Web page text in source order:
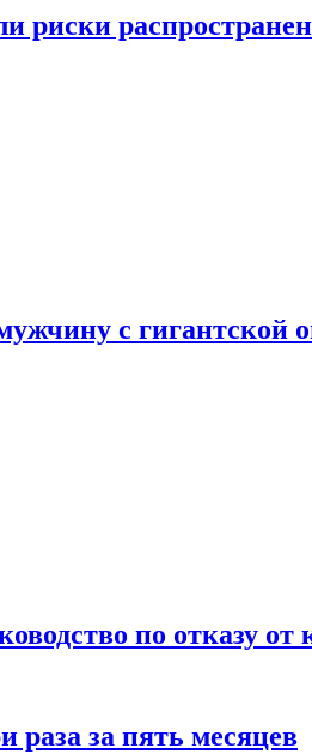
риски
с гигантской
по отказу от
за пять месяцев